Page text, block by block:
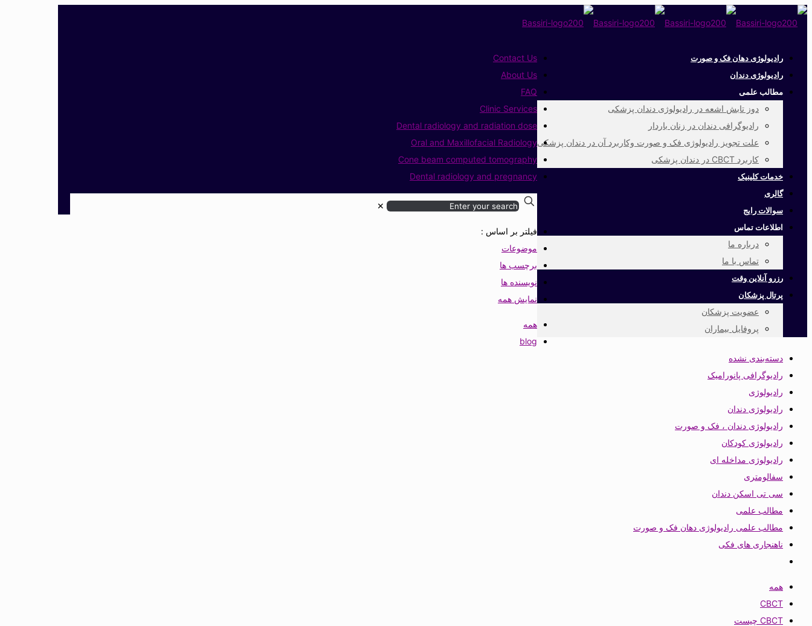
رادیولوژی دهان فک و صورت
رادیولوژی دندان
مطالب علمی
دوز تابش اشعه در رادیولوژی دندان پزشکی
رادیوگرافی دندان در زنان باردار
علت تجویز رادیولوژی فک و صورت وکاربرد آن در دندان پزشکی
کاربرد CBCT در دندان پزشکی
خدمات کلینیک
گالری
سوالات رایج
اطلاعات تماس
درباره ما
تماس با ما
رزرو آنلاین وقت
پرتال پزشکان
عضویت پزشکان
پروفایل بیماران
Contact Us
About Us
FAQ
Clinic Services
Dental radiology and radiation dose
Oral and Maxillofacial Radiology
Cone beam computed tomography
Dental radiology and pregnancy
✕
فیلتر بر اساس :
موضوعات
برچسب ها
نویسنده ها
نمایش همه
همه
blog
دسته‌بندی نشده
رادیوگرافی پانورامیک
رادیولوژی
رادیولوژی دندان
رادیولوژی دندان ، فک و صورت
رادیولوژی کودکان
رادیولوژی مداخله ای
سفالومتری
سی تی اسکن دندان
مطالب علمی
مطالب علمی رادیولوژی دهان فک و صورت
ناهنجاری های فکی
همه
CBCT
CBCT چیست